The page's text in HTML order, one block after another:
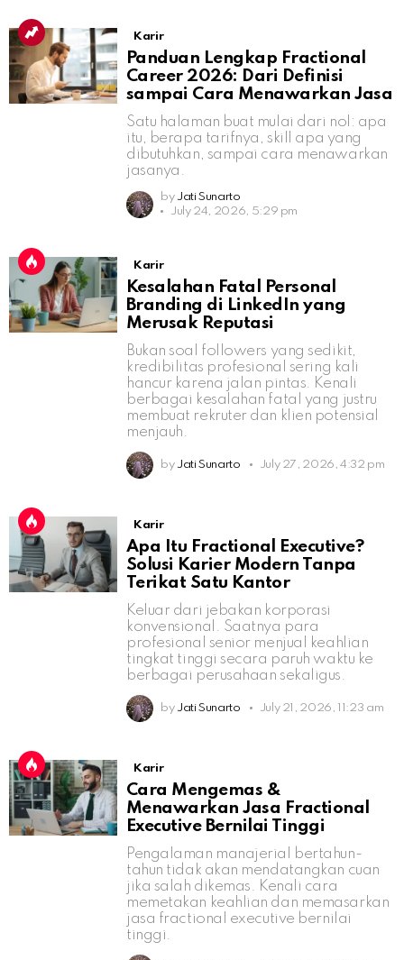
Karir
Panduan Lengkap Fractional
Career 2026: Dari Definisi
sampai Cara Menawarkan Jasa
Satu halaman buat mulai dari nol: apa
itu, berapa tarifnya, skill apa yang
dibutuhkan, sampai cara menawarkan
jasanya.
by Jati Sunarto
July 24, 2026, 5:29 pm
Karir
Kesalahan Fatal Personal
Branding di LinkedIn yang
Merusak Reputasi
Bukan soal followers yang sedikit,
kredibilitas profesional sering kali
hancur karena jalan pintas. Kenali
berbagai kesalahan fatal yang justru
membuat rekruter dan klien potensial
menjauh.
by Jati Sunarto July 27, 2026, 4:32 pm
Karir
Apa Itu Fractional Executive?
Solusi Karier Modern Tanpa
Terikat Satu Kantor
Keluar dari jebakan korporasi
konvensional. Saatnya para
profesional senior menjual keahlian
tingkat tinggi secara paruh waktu ke
berbagai perusahaan sekaligus.
by Jati Sunarto July 21, 2026, 11:23 am
Karir
Cara Mengemas &
Menawarkan Jasa Fractional
Executive Bernilai Tinggi
Pengalaman manajerial bertahun-
tahun tidak akan mendatangkan cuan
jika salah dikemas. Kenali cara
memetakan keahlian dan memasarkan
jasa fractional executive bernilai
tinggi.